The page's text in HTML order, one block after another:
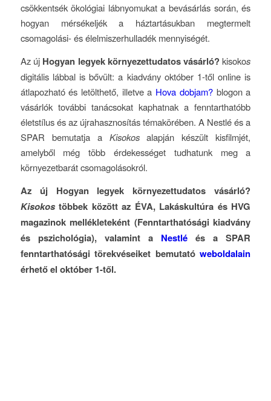
csökkentsék ökológiai lábnyomukat a bevásárlás során, és
hogyan mérsékeljék a háztartásukban megtermelt
csomagolási- és élelmiszerhulladék mennyiségét.
Az új Hogyan legyek környezettudatos vásárló?kisokos
digitális lábbal is bővült: a kiadvány október 1-től online is
átlapozható és letölthető, illetve a Hova dobjam?blogon a
vásárlók további tanácsokat kaphatnak a fenntarthatóbb
életstílus és az újrahasznosítás témakörében. A Nestlé és a
SPAR bemutatja a Kisokosalapján készült kisfilmjét,
amelyből még több érdekességet tudhatunk meg a
környezetbarát csomagolásokról.
Az új Hogyan legyek környezettudatos vásárló?
Kisokostöbbek között az ÉVA, Lakáskultúra és HVG
magazinok mellékleteként (Fenntarthatósági kiadvány
és pszichológia), valamint a Nestlé és a SPAR
fenntarthatósági törekvéseiket bemutatóweboldalain
érhető el október 1-től.